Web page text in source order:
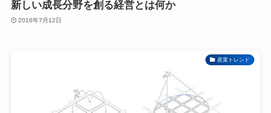
新しい成長分野を創る経営とは何か
2016年7月12日
産業トレンド